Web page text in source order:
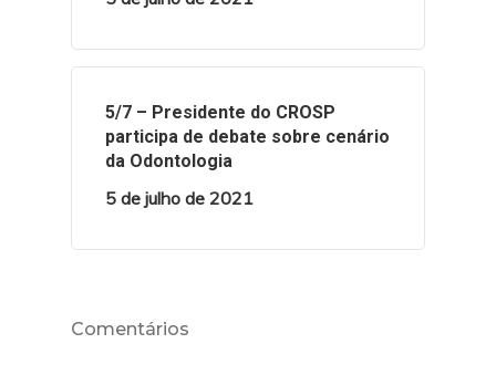
5/7 – Presidente do CROSP
participa de debate sobre cenário
da Odontologia
5 de julho de 2021
Comentários